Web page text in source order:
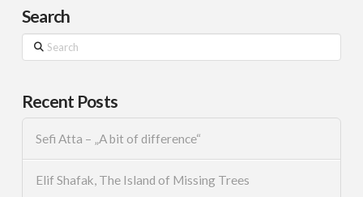
Search
Search
Recent Posts
Sefi Atta – „A bit of difference“
Elif Shafak, The Island of Missing Trees